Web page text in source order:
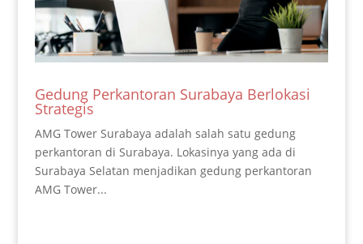
Gedung Perkantoran Surabaya Berlokasi
Strategis
AMG Tower Surabaya adalah salah satu gedung
perkantoran di Surabaya. Lokasinya yang ada di
Surabaya Selatan menjadikan gedung perkantoran
AMG Tower...